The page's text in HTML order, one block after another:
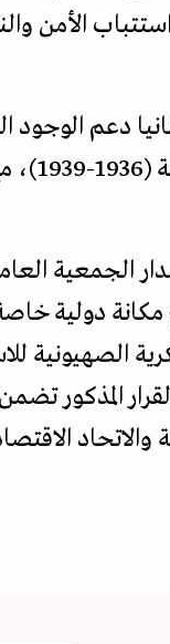
الأمن
دعم
مكانة دولية
المذكور